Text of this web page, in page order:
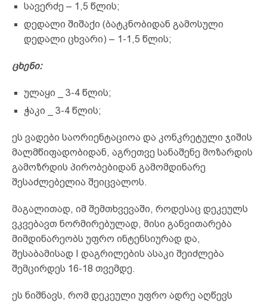
სავერძე – 1,5 წლის;
დედალი შიშაქი (ბატკნობიდან გამოსული
დედალი ცხვარი) – 1-1,5 წლის;
ცხენი:
ულაყი _ 3-4 წლის;
ჭაკი _ 3-4 წლის;
ეს ვადები საორიენტაციოა და კონკრეტული ჯიშის
მალმწიფადობიდან, აგრეთვე სანაშენე მოზარდის
გამოზრდის პირობებიდან გამომდინარე
შესაძლებელია შეიცვალოს.
მაგალითად, იმ შემთხვევაში, როდესაც დეკეულს
ვკვებავთ ნორმირებულად, მისი განვითარება
მიმდინარეობს უფრო ინტენსიურად და,
შესაბამისად I დაგრილების ასაკი შეიძლება
შემცირდეს 16-18 თვემდე.
ეს ნიშნავს, რომ დეკეული უფრო ადრე აღწევს